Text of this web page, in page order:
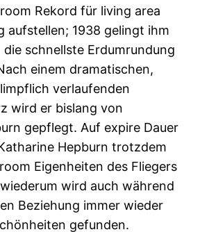
Rekord für living area
aufstellen; 1938 gelingt ihm
die schnellste Erdumrundung
einem dramatischen,
verlaufenden
wird er bislang von
gepflegt. Auf expire Dauer
Hepburn trotzdem
Eigenheiten des Fliegers
wird auch während
Beziehung immer wieder
gefunden.